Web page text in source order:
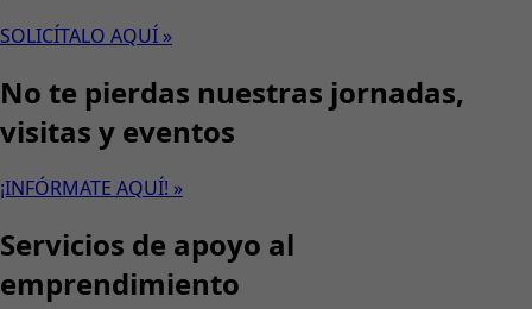
SOLICÍTALO AQUÍ »
No te pierdas nuestras jornadas,
visitas y eventos
¡INFÓRMATE AQUÍ! »
Servicios de apoyo al
emprendimiento